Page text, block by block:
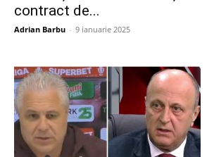
contract de...
Adrian Barbu - 9 ianuarie 2025